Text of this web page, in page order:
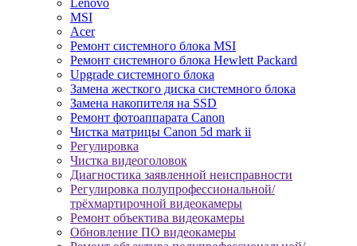
Lenovo
MSI
Acer
Ремонт системного блока MSI
Ремонт системного блока Hewlett Packard
Upgrade системного блока
Замена жесткого диска системного блока
Замена накопителя на SSD
Ремонт фотоаппарата Canon
Чистка матрицы Canon 5d mark ii
Регулировка
Чистка видеоголовок
Диагностика заявленной неисправности
Регулировка полупрофессиональной/
трёхмартирочной видеокамеры
Ремонт объектива видеокамеры
Обновление ПО видеокамеры